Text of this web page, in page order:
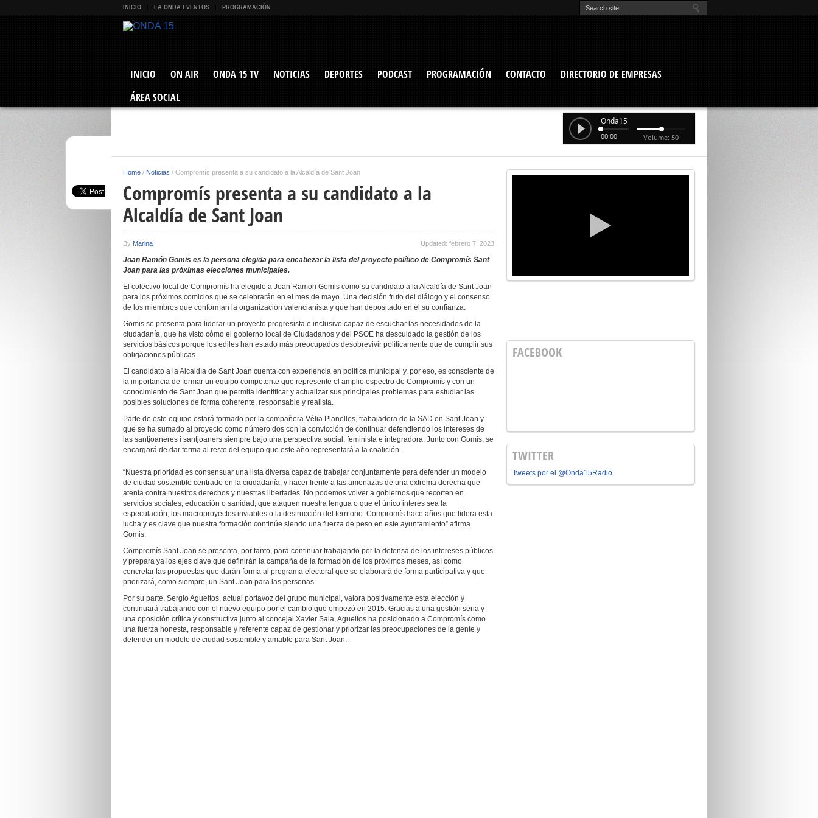
INICIO LA ONDA EVENTOS PROGRAMACIÓN
INICIO ON AIR ONDA 15 TV NOTICIAS DEPORTES PODCAST PROGRAMACIÓN CONTACTO
DIRECTORIO DE EMPRESAS
ÁREA SOCIAL
Onda15
00:00 Volume: 50
Home / Noticias / Compromís presenta a su candidato a la Alcaldía de Sant Joan
Compromís presenta a su candidato a la
Alcaldía de Sant Joan
By Marina Updated: febrero 7, 2023
Joan Ramón Gomis es la persona elegida para encabezar la lista del proyecto político de Compromís Sant
Joan para las próximas elecciones municipales.
El colectivo local de Compromís ha elegido a Joan Ramon Gomis como su candidato a la Alcaldía de Sant Joan
para los próximos comicios que se celebrarán en el mes de mayo. Una decisión fruto del diálogo y el consenso
de los miembros que conforman la organización valencianista y que han depositado en él su confianza.
Gomis se presenta para liderar un proyecto progresista e inclusivo capaz de escuchar las necesidades de la
ciudadanía, que ha visto cómo el gobierno local de Ciudadanos y del PSOE ha descuidado la gestión de los
servicios básicos porque los ediles han estado más preocupados desobrevivir políticamente que de cumplir sus
obligaciones públicas.
El candidato a la Alcaldía de Sant Joan cuenta con experiencia en política municipal y, por eso, es consciente de
la importancia de formar un equipo competente que represente el amplio espectro de Compromís y con un
conocimiento de Sant Joan que permita identificar y actualizar sus principales problemas para estudiar las
posibles soluciones de forma coherente, responsable y realista.
Parte de este equipo estará formado por la compañera Vèlia Planelles, trabajadora de la SAD en Sant Joan y
que se ha sumado al proyecto como número dos con la convicción de continuar defendiendo los intereses de
las santjoaneres i santjoaners siempre bajo una perspectiva social, feminista e integradora. Junto con Gomis, se
encargará de dar forma al resto del equipo que este año representará a la coalición.
“Nuestra prioridad es consensuar una lista diversa capaz de trabajar conjuntamente para defender un modelo
de ciudad sostenible centrado en la ciudadanía, y hacer frente a las amenazas de una extrema derecha que
atenta contra nuestros derechos y nuestras libertades. No podemos volver a gobiernos que recorten en
servicios sociales, educación o sanidad, que ataquen nuestra lengua o que el único interés sea la
especulación, los macroproyectos inviables o la destrucción del territorio. Compromís hace años que lidera esta
lucha y es clave que nuestra formación continúe siendo una fuerza de peso en este ayuntamiento” afirma
Gomis.
Compromís Sant Joan se presenta, por tanto, para continuar trabajando por la defensa de los intereses públicos
y prepara ya los ejes clave que definirán la campaña de la formación de los próximos meses, así como
concretar las propuestas que darán forma al programa electoral que se elaborará de forma participativa y que
priorizará, como siempre, un Sant Joan para las personas.
Por su parte, Sergio Agueitos, actual portavoz del grupo municipal, valora positivamente esta elección y
continuará trabajando con el nuevo equipo por el cambio que empezó en 2015. Gracias a una gestión seria y
una oposición crítica y constructiva junto al concejal Xavier Sala, Agueitos ha posicionado a Compromís como
una fuerza honesta, responsable y referente capaz de gestionar y priorizar las preocupaciones de la gente y
defender un modelo de ciudad sostenible y amable para Sant Joan.
FACEBOOK
TWITTER
Tweets por el @Onda15Radio.